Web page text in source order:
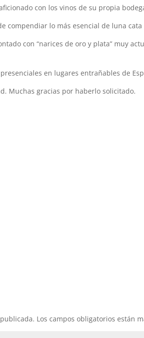
con los vinos de su propia
compendiar lo más esencial de luna
con “narices de oro y plata” muy
en lugares entrañables de
Muchas gracias por haberlo solicitado.
Los campos obligatorios están